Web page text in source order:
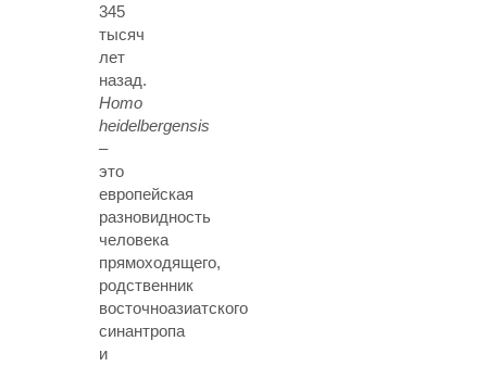
345
тысяч
лет
назад.
Homo
heidelbergensis
–
это
европейская
разновидность
человека
прямоходящего,
родственник
восточноазиатского
синантропа
и